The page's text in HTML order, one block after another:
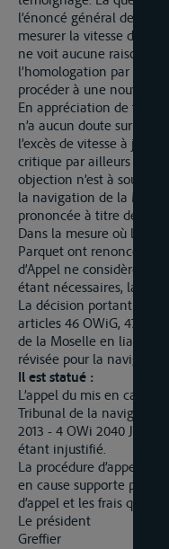
l’énoncé général de la
mesurer la vitesse de
ne voit aucune raison sur
l’homologation par
procéder à une nouvelle
En appréciation de toutes
n’a aucun doute sur le
l’excès de vitesse à juste
critique par ailleurs la
objection n’est à
la navigation de la
prononcée à titre de
Dans la mesure où le
Parquet ont renoncé à
d’Appel ne considère pas
étant nécessaires, la
La décision portant sur
articles 46 OWiG, 473 al.
de la Moselle en liaison
révisée pour la navigation
Il est statué :
L’appel du mis en cause
Tribunal de la navigation
2013 - 4 OWi 2040 Js
étant injustifié.
La procédure d’appel est
en cause supporte par
d’appel et les frais qui lui
Le président
Greffier